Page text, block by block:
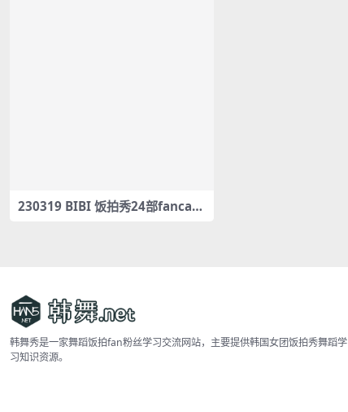
230319 BIBI 饭拍秀24部fancam
韩舞秀是一家舞蹈饭拍fan粉丝学习交流网站，主要提供韩国女团饭拍秀舞蹈学
习知识资源。